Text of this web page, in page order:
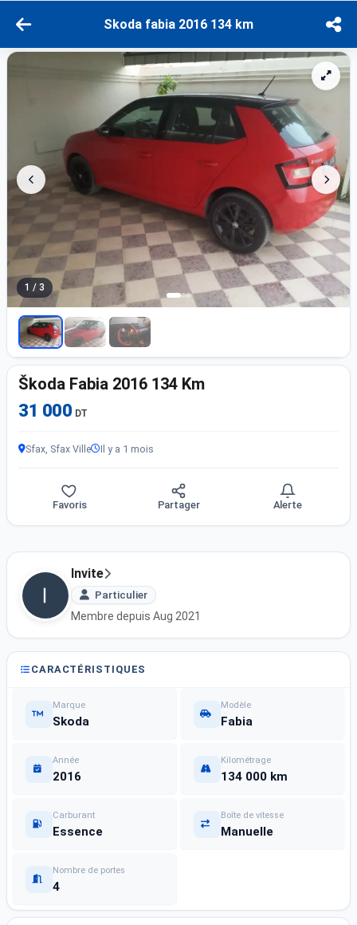
Skoda fabia 2016 134 km
1 / 3
Škoda Fabia 2016 134 Km
31 000 DT
Sfax, Sfax Ville Il y a 1 mois
Favoris Partager Alerte
Invite
Particulier
Membre depuis Aug 2021
CARACTÉRISTIQUES
Marque
Skoda
Modèle
Fabia
Année
2016
Kilométrage
134 000 km
Carburant
Essence
Boîte de vitesse
Manuelle
Nombre de portes
4